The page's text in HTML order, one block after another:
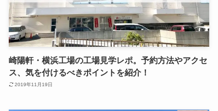
崎陽軒・横浜工場の工場見学レポ。予約方法やアクセ
ス、気を付けるべきポイントを紹介！
2019年11月19日